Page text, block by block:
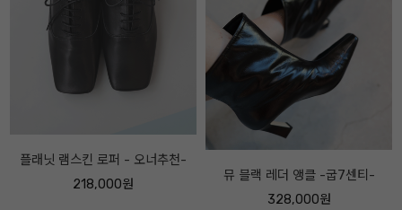
뮤 블랙 레더 앵클 -굽7센티-
니커즈 -보송퍼 ver -
228,000원